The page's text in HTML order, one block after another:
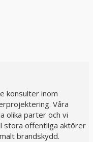
konsulter inom
Våra
olika parter och vi
stora offentliga aktörer
brandskydd.